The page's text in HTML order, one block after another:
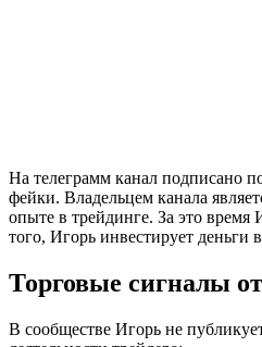
На телеграмм канал подписано
фейки. Владельцем канала
опыте в трейдинге. За это время
того, Игорь инвестирует
Торговые сигналы
В сообществе Игорь не